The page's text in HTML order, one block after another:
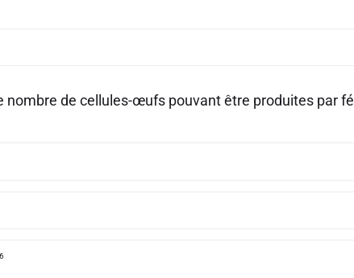
nombre de cellules-œufs pouvant être produites par